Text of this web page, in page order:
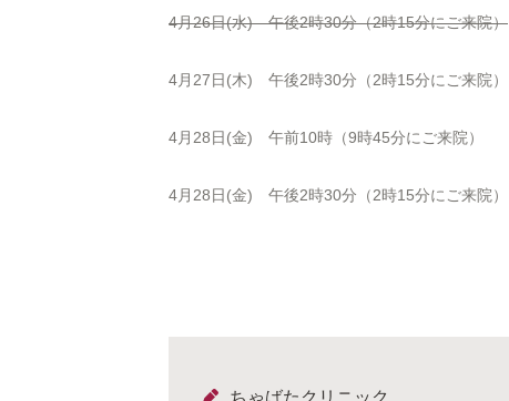
4月26日(水) 午後2時30分（2時15分にご来院）
4月27日(木) 午後2時30分（2時15分にご来院）
4月28日(金) 午前10時（9時45分にご来院）
4月28日(金) 午後2時30分（2時15分にご来院）
ちゃばたクリニック